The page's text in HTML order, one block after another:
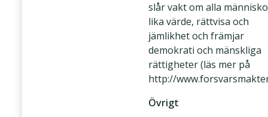
slår vakt om alla
lika värde, rättvisa och
jämlikhet och främjar
demokrati och mänskliga
rättigheter (läs mer på
http://
Övrigt